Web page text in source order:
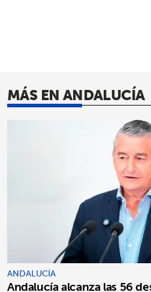
MÁS EN ANDALUCÍA
ANDALUCÍA
Andalucía alcanza las 56